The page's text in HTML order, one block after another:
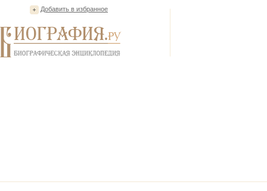
Добавить в избранное